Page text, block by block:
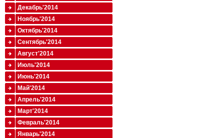
Декабрь'2014
Ноябрь'2014
Октябрь'2014
Сентябрь'2014
Август'2014
Июль'2014
Июнь'2014
Май'2014
Апрель'2014
Март'2014
Февраль'2014
Январь'2014